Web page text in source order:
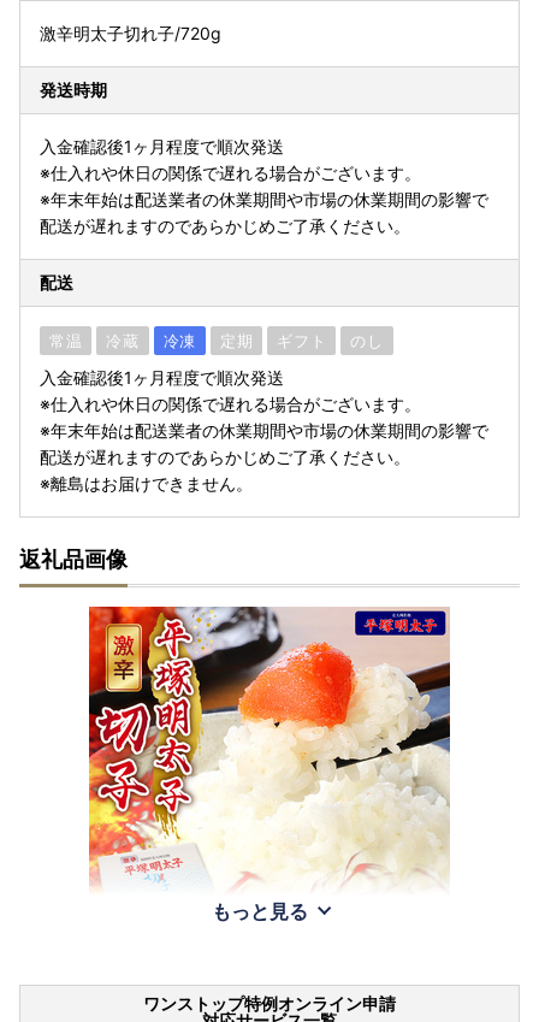
激辛明太子切れ子/720g
発送時期
入金確認後1ヶ月程度で順次発送
※仕入れや休日の関係で遅れる場合がございます。
※年末年始は配送業者の休業期間や市場の休業期間の影響で
配送が遅れますのであらかじめご了承ください。
配送
常温 冷蔵 冷凍 定期 ギフト のし
入金確認後1ヶ月程度で順次発送
※仕入れや休日の関係で遅れる場合がございます。
※年末年始は配送業者の休業期間や市場の休業期間の影響で
配送が遅れますのであらかじめご了承ください。
※離島はお届けできません。
返礼品画像
もっと見る
ワンストップ特例オンライン申請